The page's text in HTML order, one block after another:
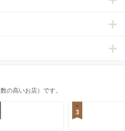
の高いお店）です。
3